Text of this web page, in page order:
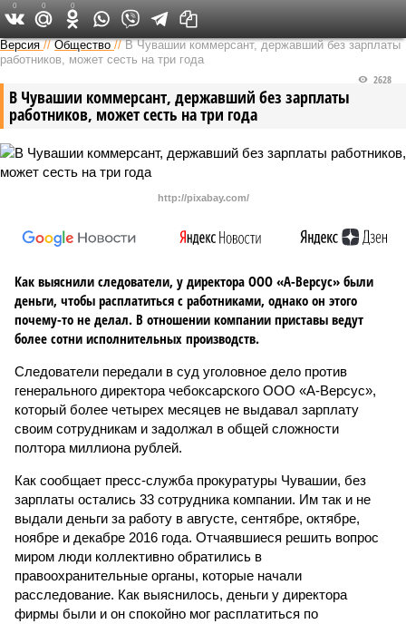
Версия в Чувашии
Версия //Общество //В Чувашии коммерсант, державший без зарплаты
работников, может сесть на три года
В Чувашии коммерсант, державший без зарплаты
работников, может сесть на три года
2628
http://pixabay.com/
Как выяснили следователи, у директора ООО «А-Версус» были
деньги, чтобы расплатиться с работниками, однако он этого
почему-то не делал. В отношении компании приставы ведут
более сотни исполнительных производств.
Следователи передали в суд уголовное дело против
генерального директора чебоксарского ООО «А-Версус»,
который более четырех месяцев не выдавал зарплату
своим сотрудникам и задолжал в общей сложности
полтора миллиона рублей.
Как сообщает пресс-служба прокуратуры Чувашии, без
зарплаты остались 33 сотрудника компании. Им так и не
выдали деньги за работу в августе, сентябре, октябре,
ноябре и декабре 2016 года. Отчаявшиеся решить вопрос
миром люди коллективно обратились в
правоохранительные органы, которые начали
расследование. Как выяснилось, деньги у директора
фирмы были и он спокойно мог расплатиться по
0 0 0